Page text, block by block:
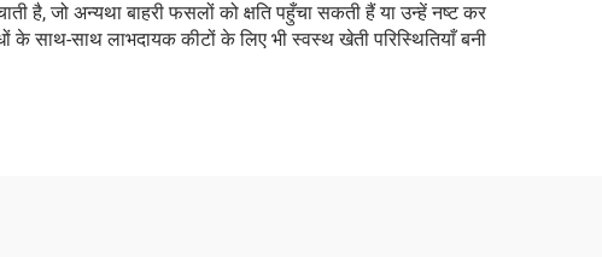
है, जो अन्यथा बाहरी फसलों को क्षति पहुँचा सकती हैं या उन्हें नष्ट कर
के साथ-साथ लाभदायक कीटों के लिए भी स्वस्थ खेती परिस्थितियाँ बनी